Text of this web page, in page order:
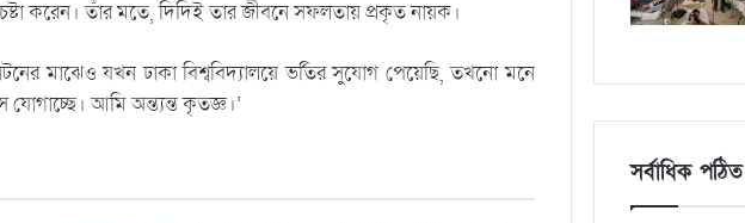
করেন। তাঁর মতে, দিদিই তার জীবনে সফলতায় প্রকৃত নায়ক।
মাঝেও যখন ঢাকা বিশ্ববিদ্যালয়ে ভর্তির সুযোগ পেয়েছি, তখনো মনে
আমি অন্ত্যন্ত কৃতজ্ঞ।’
সর্বাধিক পঠিত